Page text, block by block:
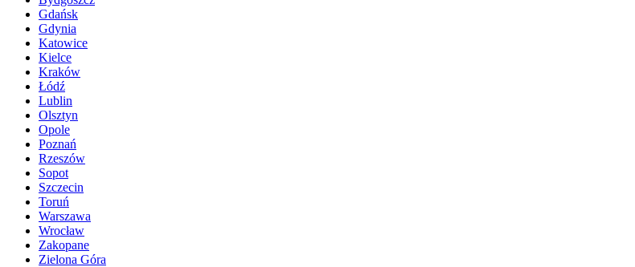
Gdańsk
Gdynia
Katowice
Kielce
Kraków
Łódź
Lublin
Olsztyn
Opole
Poznań
Rzeszów
Sopot
Szczecin
Toruń
Warszawa
Wrocław
Zakopane
Zielona Góra